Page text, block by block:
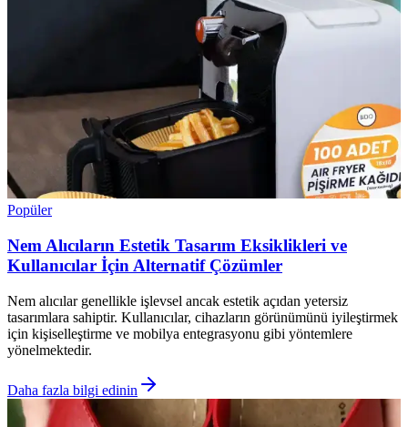
Popüler
Nem Alıcıların Estetik Tasarım Eksiklikleri ve
Kullanıcılar İçin Alternatif Çözümler
Nem alıcılar genellikle işlevsel ancak estetik açıdan yetersiz
tasarımlara sahiptir. Kullanıcılar, cihazların görünümünü iyileştirmek
için kişiselleştirme ve mobilya entegrasyonu gibi yöntemlere
yönelmektedir.
Daha fazla bilgi edinin